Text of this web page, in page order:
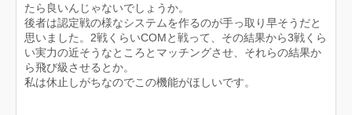
たら良いんじゃないでしょうか。
後者は認定戦の様なシステムを作るのが手っ取り早そうだと
思いました。2戦くらいCOMと戦って、その結果から3戦くら
い実力の近そうなところとマッチングさせ、それらの結果か
ら飛び級させるとか。
私は休止しがちなのでこの機能がほしいです。